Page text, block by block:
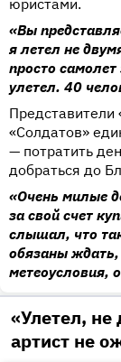
юристами.
«Вы
я летел не
просто
улетел. 40
Представители
«Солдатов»
— потратить
добраться до
«Очень милые
за свой счет
слышал, что
обязаны
метеоусловия,
«Улетел,
артист не